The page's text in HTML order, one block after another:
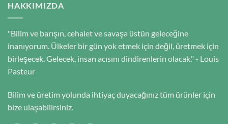
HAKKIMIZDA
"Bilim ve barışın, cehalet ve savaşa üstün geleceğine
inanıyorum. Ülkeler bir gün yok etmek için değil, üretmek için
birleşecek. Gelecek, insan acısını dindirenlerin olacak." - Louis
Pasteur
Bilim ve üretim yolunda ihtiyaç duyacağınız tüm ürünler için
bize ulaşabilirsiniz.